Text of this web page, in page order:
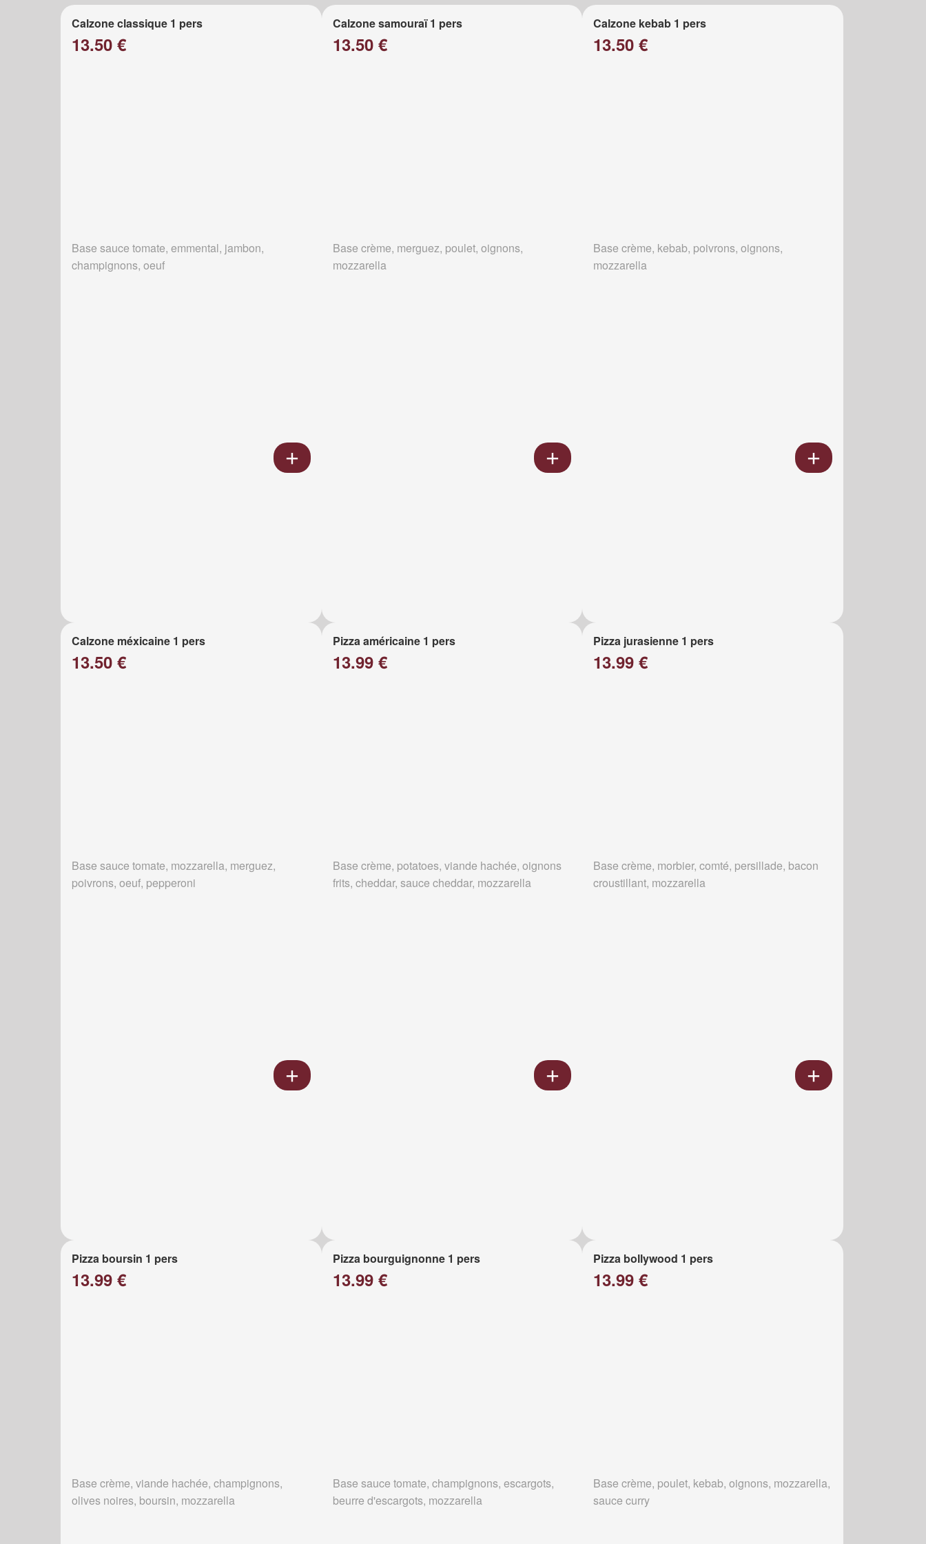
Calzone classique 1 pers
13.50 €
Base sauce tomate, emmental, jambon,
champignons, oeuf
Calzone samouraï 1 pers
13.50 €
Base crème, merguez, poulet, oignons,
mozzarella
Calzone kebab 1 pers
13.50 €
Base crème, kebab, poivrons, oignons,
mozzarella
Calzone méxicaine 1 pers
13.50 €
Base sauce tomate, mozzarella, merguez,
poivrons, oeuf, pepperoni
Pizza américaine 1 pers
13.99 €
Base crème, potatoes, viande hachée, oignons
frits, cheddar, sauce cheddar, mozzarella
Pizza jurasienne 1 pers
13.99 €
Base crème, morbier, comté, persillade, bacon
croustillant, mozzarella
Pizza boursin 1 pers
13.99 €
Base crème, viande hachée, champignons,
olives noires, boursin, mozzarella
Pizza bourguignonne 1 pers
13.99 €
Base sauce tomate, champignons, escargots,
beurre d'escargots, mozzarella
Pizza bollywood 1 pers
13.99 €
Base crème, poulet, kebab, oignons, mozzarella,
sauce curry